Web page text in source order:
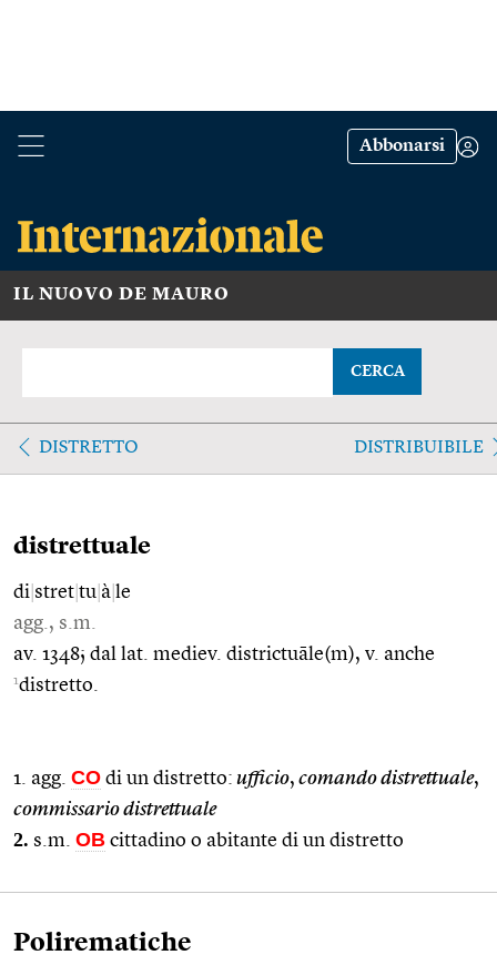
Abbonarsi
IL NUOVO DE MAURO
CERCA
DISTRETTO DISTRIBUIBILE
distrettuale
di stret tu à le
agg., s.m.
av. 1348; dal lat. mediev. districtuāle(m), v. anche
1distretto.
1. agg. CO di un distretto: ufficio, comando distrettuale,
commissario distrettuale
2. s.m. OB cittadino o abitante di un distretto
Polirematiche